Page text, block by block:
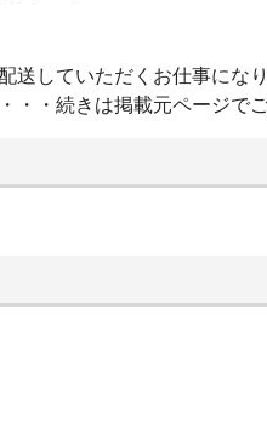
していただくお仕事になり
・続きは掲載元ページでご